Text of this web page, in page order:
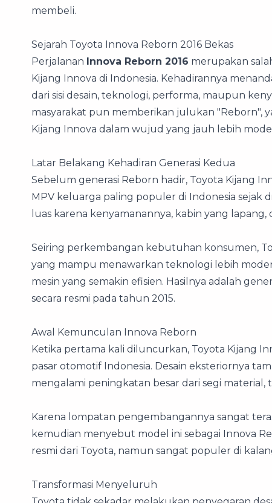
membeli.
Sejarah Toyota Innova Reborn 2016 Bekas
Perjalanan Innova Reborn 2016 merupakan
Kijang Innova di Indonesia. Kehadirannya
dari sisi desain, teknologi, performa, maupun
masyarakat pun memberikan julukan "Reborn",
Kijang Innova dalam wujud yang jauh lebih
Latar Belakang Kehadiran Generasi Kedua
Sebelum generasi Reborn hadir, Toyota Kijang
MPV keluarga paling populer di Indonesia sejak
luas karena kenyamanannya, kabin yang
Seiring perkembangan kebutuhan konsumen,
yang mampu menawarkan teknologi lebih
mesin yang semakin efisien. Hasilnya adalah
secara resmi pada tahun 2015.
Awal Kemunculan Innova Reborn
Ketika pertama kali diluncurkan, Toyota Kijang
pasar otomotif Indonesia. Desain eksteriornya
mengalami peningkatan besar dari segi material,
Karena lompatan pengembangannya sangat
kemudian menyebut model ini sebagai Innova
resmi dari Toyota, namun sangat populer di
Transformasi Menyeluruh